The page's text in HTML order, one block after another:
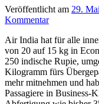
Veröffentlicht am 29.
Kommentar
Air India hat für alle
von 20 auf 15 kg in
250 indische Rupie,
Kilogramm fürs
mehr mitnehmen und
Passagiere in Business-